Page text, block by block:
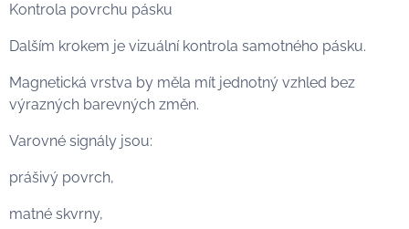
Kontrola povrchu pásku
Dalším krokem je vizuální kontrola samotného pásku.
Magnetická vrstva by měla mít jednotný vzhled bez
výrazných barevných změn.
Varovné signály jsou:
prášivý povrch,
matné skvrny,